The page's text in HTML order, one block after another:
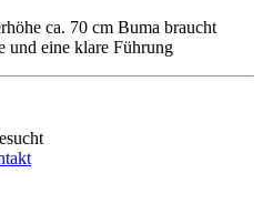
ca. 70 cm Buma braucht
und eine klare Führung